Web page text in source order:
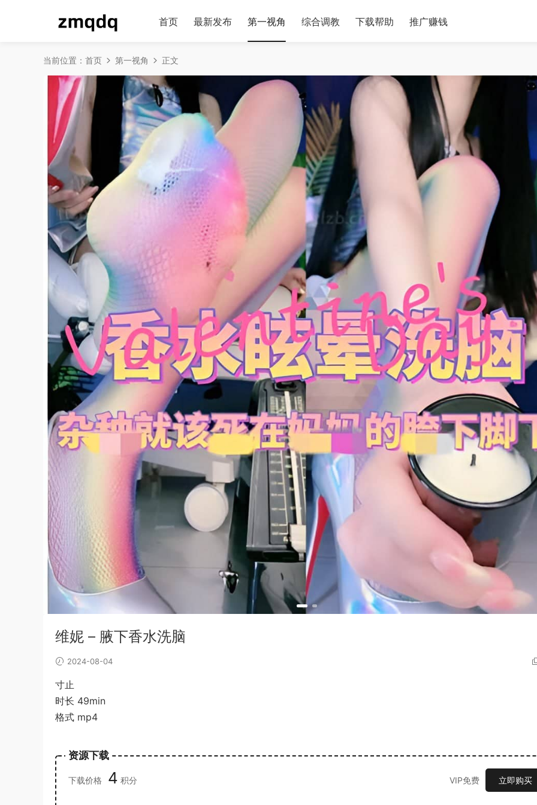
首页 最新发布 第一视角 综合调教 下载帮助 推广赚钱
当前位置： 首页 第一视角 正文
维妮 – 腋下香水洗脑
2024-08-04
寸止
时长 49min
格式 mp4
资源下载
下载价格 4 积分 VIP免费 立即购买